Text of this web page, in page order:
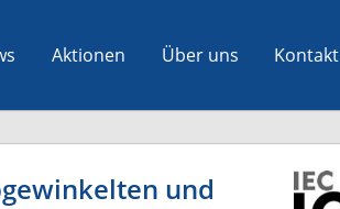
Aktionen Über uns Kontakt
und